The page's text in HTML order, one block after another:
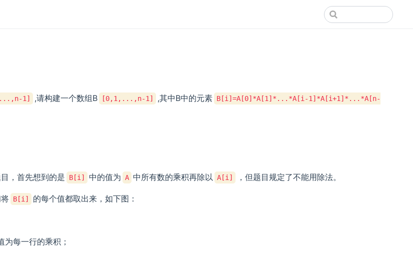
1] ,请构建一个数组B [0,1,...,n-1] ,其中B中的元素 B[i]=A[0]*A[1]*...*A[i-1]*A[i+1]*...*A[n-
，首先想到的是 B[i] 中的值为 A 中所有数的乘积再除以 A[i] ，但题目规定了不能用除法。
B[i] 的每个值都取出来，如下图：
为每一行的乘积；